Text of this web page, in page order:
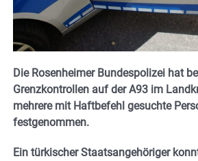
Die Rosenheimer Bundespolizei hat
Grenzkontrollen auf der A93 im
mehrere mit Haftbefehl gesuchte
festgenommen.
Ein türkischer Staatsangehöriger